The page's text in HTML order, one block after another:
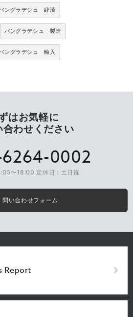
ングラデシュ 経済
バングラデシュ 製造
ングラデシュ 輸入
はお気軽に
合わせください
0002
〜18:00 定休日：土日祝
問い合わせフォーム
Report